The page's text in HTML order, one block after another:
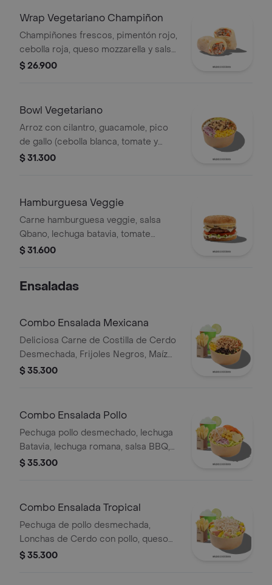
Wrap Vegetariano Champiñon
Champiñones frescos, pimentón rojo,
cebolla roja, queso mozzarella y salsa
Qbano.
$ 26.900
Bowl Vegetariano
Arroz con cilantro, guacamole, pico
de gallo (cebolla blanca, tomate y
cilantro), maíz tierno, cebolla roja y
$ 31.300
Hamburguesa Veggie
Carne hamburguesa veggie, salsa
Qbano, lechuga batavia, tomate
chonto, queso mozzarella, champiñón
$ 31.600
Ensaladas
Combo Ensalada Mexicana
Deliciosa Carne de Costilla de Cerdo
Desmechada, Frijoles Negros, Maíz
tierno, Queso mozzarella, Guacamole,
$ 35.300
Combo Ensalada Pollo
Pechuga pollo desmechado, lechuga
Batavia, lechuga romana, salsa BBQ,
tomate chonto, queso mozzarella,
$ 35.300
Combo Ensalada Tropical
Pechuga de pollo desmechada,
Lonchas de Cerdo con pollo, queso
amarillo, piña calada, lechuga batavia y
$ 35.300